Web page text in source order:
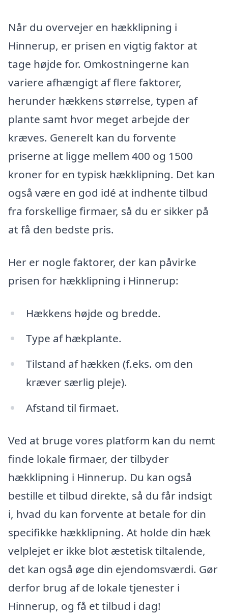
Når du overvejer en hækklipning i
Hinnerup, er prisen en vigtig faktor at
tage højde for. Omkostningerne kan
variere afhængigt af flere faktorer,
herunder hækkens størrelse, typen af
plante samt hvor meget arbejde der
kræves. Generelt kan du forvente
priserne at ligge mellem 400 og 1500
kroner for en typisk hækklipning. Det kan
også være en god idé at indhente tilbud
fra forskellige firmaer, så du er sikker på
at få den bedste pris.
Her er nogle faktorer, der kan påvirke
prisen for hækklipning i Hinnerup:
Hækkens højde og bredde.
Type af hækplante.
Tilstand af hækken (f.eks. om den
kræver særlig pleje).
Afstand til firmaet.
Ved at bruge vores platform kan du nemt
finde lokale firmaer, der tilbyder
hækklipning i Hinnerup. Du kan også
bestille et tilbud direkte, så du får indsigt
i, hvad du kan forvente at betale for din
specifikke hækklipning. At holde din hæk
velplejet er ikke blot æstetisk tiltalende,
det kan også øge din ejendomsværdi. Gør
derfor brug af de lokale tjenester i
Hinnerup, og få et tilbud i dag!